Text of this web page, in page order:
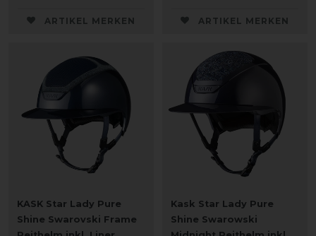
ARTIKEL MERKEN ARTIKEL MERKEN
KASK Star Lady Pure
Shine Swarovski Frame
Kask Star Lady Pure
Shine Swarowski